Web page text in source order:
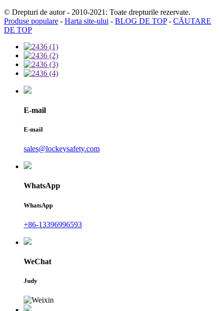
© Drepturi de autor - 2010-2021: Toate drepturile rezervate.
Produse populare - Harta site-ului - BLOG DE TOP- CĂUTARE
DE TOP
E-mail
E-mail
sales@lockeysafety.com
WhatsApp
WhatsApp
+86-13396996593
WeChat
Judy